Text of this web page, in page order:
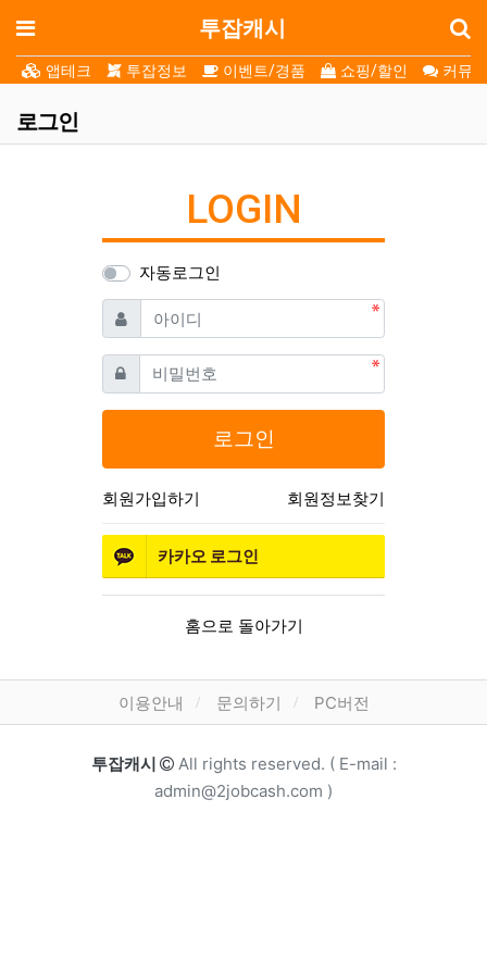
메뉴 투잡캐시
앱테크 투잡정보 이벤트/경품 쇼핑/할인 커뮤
로그인
LOGIN
자동로그인
아이디
필수
비밀번호필수
로그인
회원가입하기 회원정보찾기
카카오 로그인
홈으로 돌아가기
하단 메뉴이용안내 문의하기 PC버전
카피라이트
투잡캐시
All rights reserved. ( E-mail :
admin@2jobcash.com )